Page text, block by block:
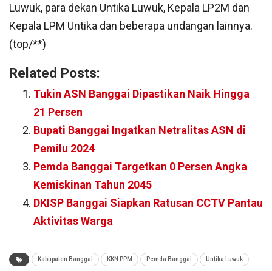
Luwuk, para dekan Untika Luwuk, Kepala LP2M dan
Kepala LPM Untika dan beberapa undangan lainnya.
(top/**)
Related Posts:
Tukin ASN Banggai Dipastikan Naik Hingga
21 Persen
Bupati Banggai Ingatkan Netralitas ASN di
Pemilu 2024
Pemda Banggai Targetkan 0 Persen Angka
Kemiskinan Tahun 2045
DKISP Banggai Siapkan Ratusan CCTV Pantau
Aktivitas Warga
Kabupaten Banggai KKN PPM Pemda Banggai Untika Luwuk